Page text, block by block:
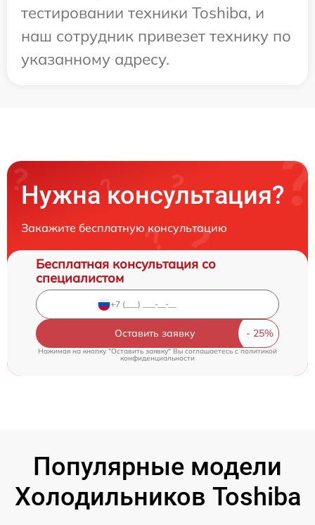
тестировании техники Toshiba, и
наш сотрудник привезет технику по
указанному адресу.
Нужна консультация?
Закажите бесплатную консультацию
Бесплатная консультация со
специалистом
Оставить заявку
Нажимая на кнопку "Оставить заявку" Вы соглашаетесь cполитикой
конфиденциальности
Популярные модели
Холодильников Toshiba